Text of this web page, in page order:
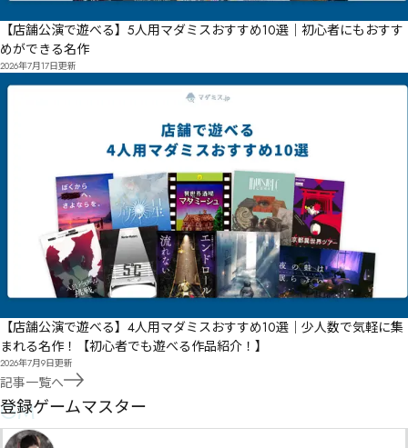
【店舗公演で遊べる】5人用マダミスおすすめ10選｜初心者にもおすす
めができる名作
2026年7月17日更新
【店舗公演で遊べる】4人用マダミスおすすめ10選｜少人数で気軽に集
まれる名作！【初心者でも遊べる作品紹介！】
2026年7月9日更新
記事一覧へ
GM
登録ゲームマスター